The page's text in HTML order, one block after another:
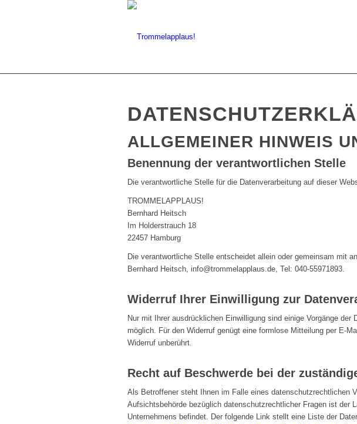
ALLGEMEINER HINWEIS
Benennung der verantwortlichen Stelle
Die verantwortliche Stelle für die Datenverarbeitung auf dieser
TROMMELAPPLAUS!
Bernhard Heitsch
Im Holderstrauch 18
22457 Hamburg
Die verantwortliche Stelle entscheidet allein oder gemeinsam mit
Bernhard Heitsch, info@trommelapplaus.de, Tel: 040-55971893.
Widerruf Ihrer Einwilligung zur
Nur mit Ihrer ausdrücklichen Einwilligung sind einige Vorgänge
möglich. Für den Widerruf genügt eine formlose Mitteilung per E-
Widerruf unberührt.
Recht auf Beschwerde bei der
Als Betroffener steht Ihnen im Falle eines datenschutzrechtlichen
Aufsichtsbehörde bezüglich datenschutzrechtlicher Fragen ist der
Unternehmens befindet. Der folgende Link stellt eine Liste der